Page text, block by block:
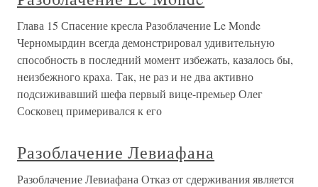
Глава 15 Спасение кресла Разоблачение Le Monde
Черномырдин всегда демонстрировал удивительную
способность в последний момент избежать, казалось бы,
неизбежного краха. Так, не раз и не два активно
подсиживавший шефа первый вице-премьер Олег
Сосковец примеривался к его
Разоблачение Левиафана
Разоблачение Левиафана Отказ от сдерживания является